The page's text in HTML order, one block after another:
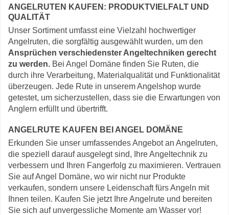
ANGELRUTEN KAUFEN: PRODUKTVIELFALT UND
QUALITÄT
Unser Sortiment umfasst eine Vielzahl hochwertiger
Angelruten, die sorgfältig ausgewählt wurden, um den
Ansprüchen verschiedenster Angeltechniken gerecht
zu werden. Bei Angel Domäne finden Sie Ruten, die
durch ihre Verarbeitung, Materialqualität und Funktionalität
überzeugen. Jede Rute in unserem Angelshop wurde
getestet, um sicherzustellen, dass sie die Erwartungen von
Anglern erfüllt und übertrifft.
ANGELRUTE KAUFEN BEI ANGEL DOMÄNE
Erkunden Sie unser umfassendes Angebot an Angelruten,
die speziell darauf ausgelegt sind, Ihre Angeltechnik zu
verbessern und Ihren Fangerfolg zu maximieren. Vertrauen
Sie auf Angel Domäne, wo wir nicht nur Produkte
verkaufen, sondern unsere Leidenschaft fürs Angeln mit
Ihnen teilen. Kaufen Sie jetzt Ihre Angelrute und bereiten
Sie sich auf unvergessliche Momente am Wasser vor!